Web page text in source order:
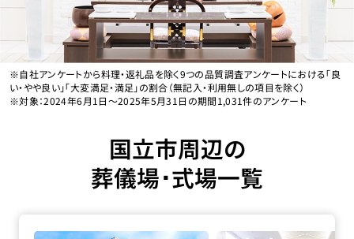
※自社アンケートから料理・返礼品を除く9つの品質調査アンケートにおける「良
い・やや良い」「大変満足・満足」の割合（無記入・利用無しの項目を除く）
※対象：2024年6月1日〜2025年5月31日の期間1,031件のアンケート
国立市周辺の
葬儀場･式場一覧
家族葬の長坂 小平仲町の詳細へ